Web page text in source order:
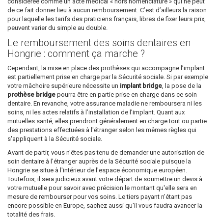
de ce fait donner lieu à aucun remboursement. C’est d’ailleurs la raison
pour laquelle les tarifs des praticiens français, libres de fixer leurs prix,
peuvent varier du simple au double.
Le remboursement des soins dentaires en
Hongrie : comment ça marche ?
Cependant, la mise en place des prothèses qui accompagne l’implant
est partiellement prise en charge par la Sécurité sociale. Si par exemple
votre mâchoire supérieure nécessite un implant bridge, la pose de la
prothèse bridge pourra être en partie prise en charge dans ce soin
dentaire. En revanche, votre assurance maladie ne remboursera ni les
soins, ni les actes relatifs à l’installation de l’implant. Quant aux
mutuelles santé, elles prendront généralement en charge tout ou partie
des prestations effectuées à l'étranger selon les mêmes règles qui
s'appliquent à la Sécurité sociale.
Avant de partir, vous n'êtes pas tenu de demander une autorisation de
soin dentaire à l'étranger auprès de la Sécurité sociale puisque la
Hongrie se situe à l'intérieur de l'espace économique européen.
Toutefois, il sera judicieux avant votre départ de soumettre un devis à
votre mutuelle pour savoir avec précision le montant qu'elle sera en
mesure de rembourser pour vos soins. Le tiers payant n'étant pas
encore possible en Europe, sachez aussi qu'il vous faudra avancer la
totalité des frais.